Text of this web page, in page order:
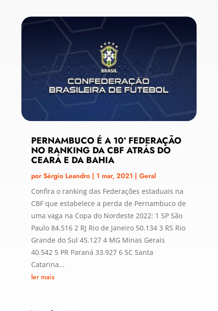
PERNAMBUCO É A 10ª FEDERAÇÃO
NO RANKING DA CBF ATRÁS DO
CEARÁ E DA BAHIA
porSérgio Leandro| 1 mar, 2021 | Geral
Confira o ranking das Federações estaduais na
CBF que estabelece a perda de Pernambuco de
uma vaga na Copa do Nordeste 2022: 1 SP São
Paulo 84.516 2 RJ Rio de Janeiro 50.134 3 RS Rio
Grande do Sul 45.127 4 MG Minas Gerais
40.542 5 PR Paraná 33.927 6 SC Santa
Catarina...
ler mais